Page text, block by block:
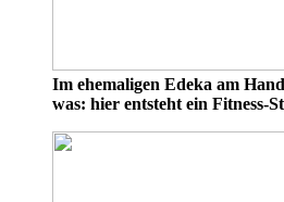
Im ehemaligen Edeka am
was: hier entsteht ein Fitness-